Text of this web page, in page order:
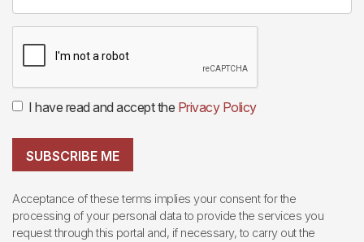
I have read and accept the Privacy Policy
SUBSCRIBE ME
Acceptance of these terms implies your consent for the
processing of your personal data to provide the services you
request through this portal and, if necessary, to carry out the